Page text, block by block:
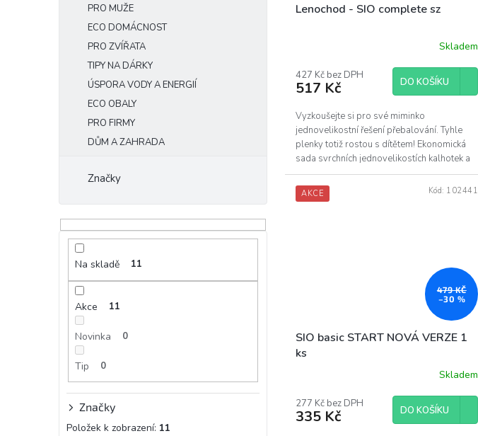
PRO MUŽE
ECO DOMÁCNOST
PRO ZVÍŘATA
TIPY NA DÁRKY
ÚSPORA VODY A ENERGIÍ
ECO OBALY
PRO FIRMY
DŮM A ZAHRADA
Značky
Na skladě 11
Akce 11
Novinka 0
Tip 0
Značky
Položek k zobrazení: 11
Lenochod - SIO complete sz
Skladem
427 Kč bez DPH
517 Kč DO KOŠÍKU
Vyzkoušejte si pro své miminko
jednovelikostní řešení přebalování. Tyhle
plenky totiž rostou s dítětem! Ekonomická
sada svrchních jednovelikostích kalhotek a
unikátního systému...
AKCE
479 KČ
–30 %
SIO basic START NOVÁ VERZE 1
ks
produktu
je
Skladem
277 Kč bez DPH
335 Kč DO KOŠÍKU
Kód: 102441